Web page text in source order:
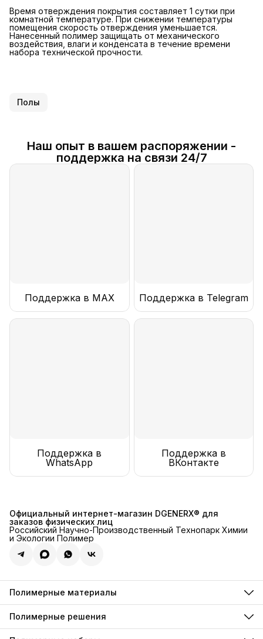
Время отверждения покрытия составляет 1 сутки при
комнатной температуре. При снижении температуры
помещения скорость отверждения уменьшается.
Нанесенный полимер защищать от механического
воздействия, влаги и конденсата в течение времени
набора технической прочности.
Полы
Наш опыт в вашем распоряжении -
поддержка на связи 24/7
Поддержка в MAX Поддержка в Telegram
Поддержка в
WhatsApp
Поддержка в
ВКонтакте
Официальный интернет-магазин DGENERX® для
заказов физических лиц
Российский Научно-Производственный Технопарк Химии
и Экологии Полимер
Полимерные материалы
Полимерные инъекции
Полимерные грунтовки
Полимерные компаунды
Полимерные решения
Для декоративного хромирования